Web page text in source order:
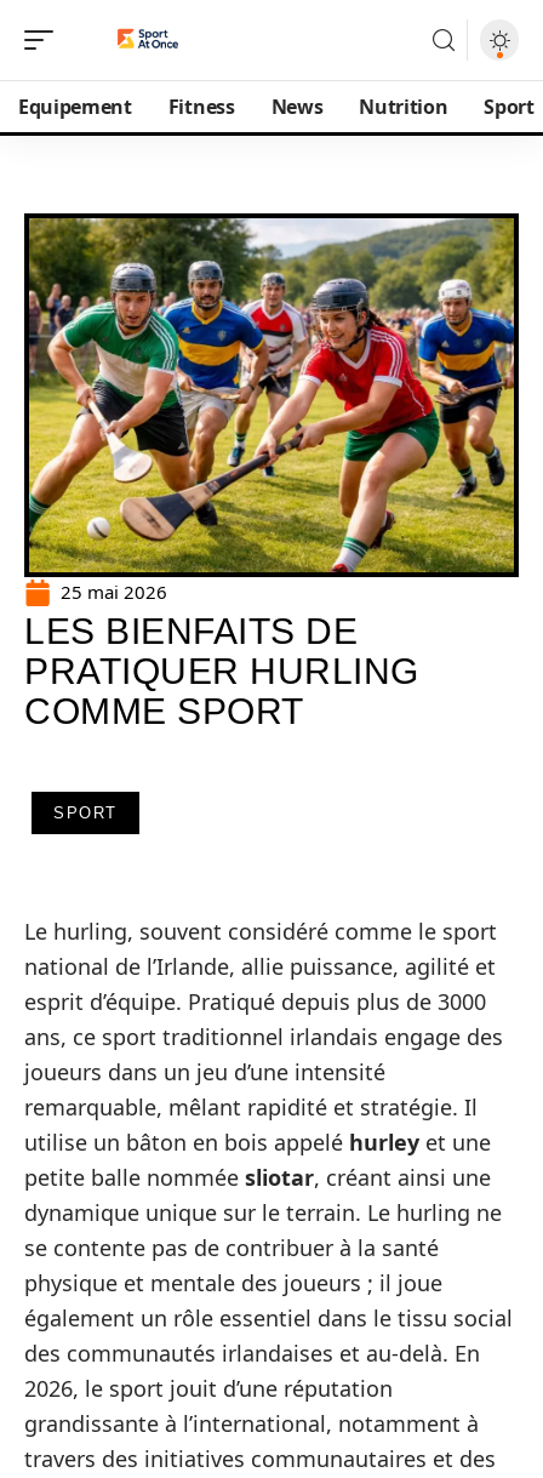
Equipement Fitness News Nutrition Sport
25 mai 2026
LES BIENFAITS DE
PRATIQUER HURLING
COMME SPORT
SPORT
Le hurling, souvent considéré comme le sport
national de l’Irlande, allie puissance, agilité et
esprit d’équipe. Pratiqué depuis plus de 3000
ans, ce sport traditionnel irlandais engage des
joueurs dans un jeu d’une intensité
remarquable, mêlant rapidité et stratégie. Il
utilise un bâton en bois appelé hurley et une
petite balle nommée sliotar, créant ainsi une
dynamique unique sur le terrain. Le hurling ne
se contente pas de contribuer à la santé
physique et mentale des joueurs ; il joue
également un rôle essentiel dans le tissu social
des communautés irlandaises et au-delà. En
2026, le sport jouit d’une réputation
grandissante à l’international, notamment à
travers des initiatives communautaires et des